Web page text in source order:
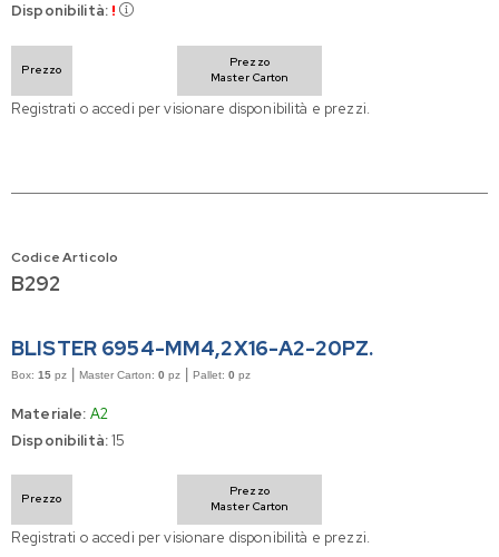
Disponibilità: !
Prezzo
Prezzo
Master Carton
Registrati o accedi per visionare disponibilità e prezzi.
Codice Articolo
B292
BLISTER 6954-MM4,2X16-A2-20PZ.
Box: 15 pz | Master Carton: 0 pz | Pallet: 0 pz
Materiale: A2
Disponibilità:15
Prezzo
Prezzo
Master Carton
Registrati o accedi per visionare disponibilità e prezzi.